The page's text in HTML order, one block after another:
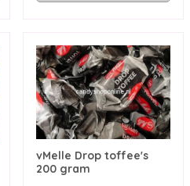
vMelle Drop toffee's
200 gram